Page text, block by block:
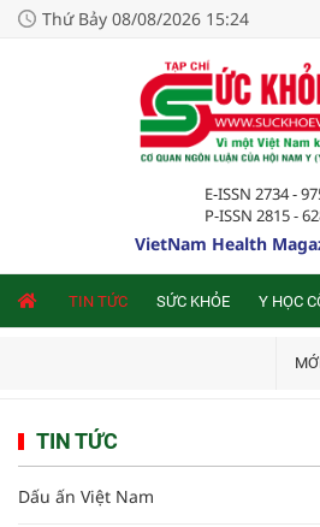
Thứ Bảy 08/08/2026 15:24
E-ISSN 2734 -
P-ISSN 2815 -
VietNam Health
TIN TỨC SỨC KHỎE Y HỌC
TIN TỨC
Dấu ấn Việt Nam